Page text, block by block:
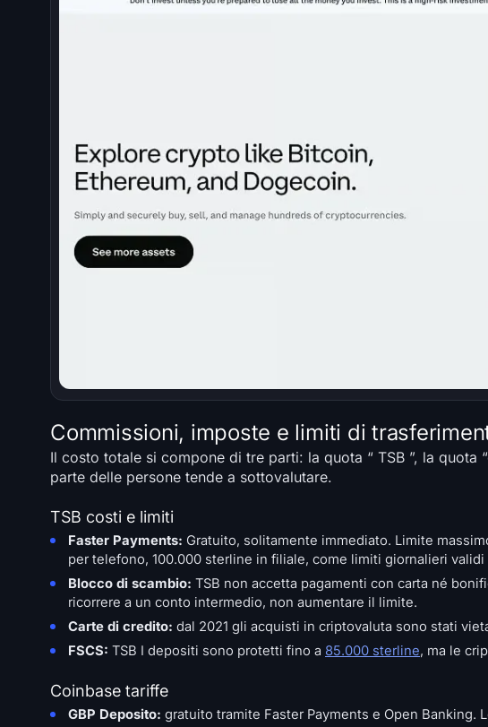
Commissioni, imposte e limiti di
Il costo totale si compone di tre parti: la quota “ TSB ”, la
parte delle persone tende a sottovalutare.
TSB costi e limiti
Faster Payments: Gratuito, solitamente immediato. Limite
per telefono, 100.000 sterline in filiale, come limiti giornalieri
Blocco di scambio: TSB non accetta pagamenti con carta né
ricorrere a un conto intermedio, non aumentare il limite.
Carte di credito: dal 2021 gli acquisti in criptovaluta sono stati
FSCS: TSB I depositi sono protetti fino a 85.000 sterline, ma le
Coinbase tariffe
GBP Deposito: gratuito tramite Faster Payments e Open